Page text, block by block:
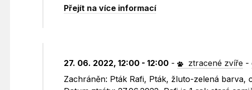
Přejít na více informací
27. 06. 2022, 12:00 - 12:00 - ztracené zvíře -
Zachráněn: Pták Rafi, Pták, žluto-zelená barva,